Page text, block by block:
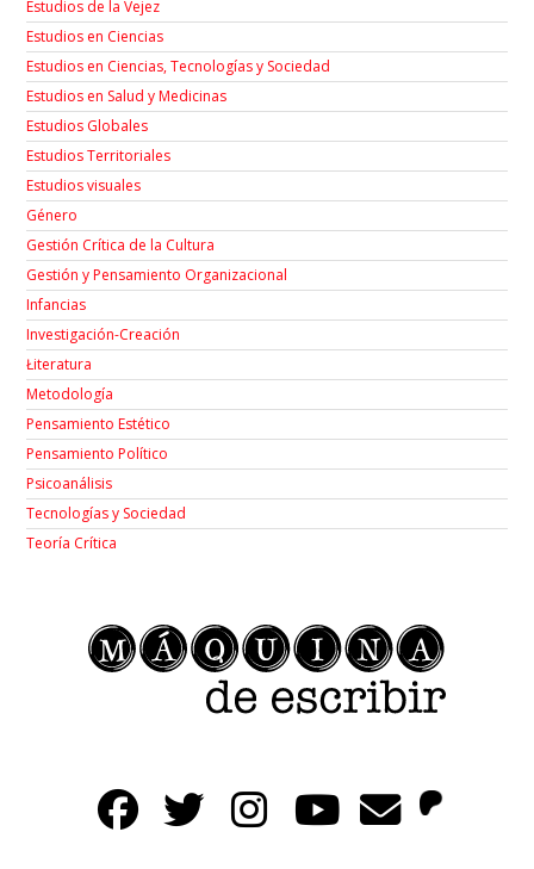
Estudios de la Vejez
Estudios en Ciencias
Estudios en Ciencias, Tecnologías y Sociedad
Estudios en Salud y Medicinas
Estudios Globales
Estudios Territoriales
Estudios visuales
Género
Gestión Crítica de la Cultura
Gestión y Pensamiento Organizacional
Infancias
Investigación-Creación
Łiteratura
Metodología
Pensamiento Estético
Pensamiento Político
Psicoanálisis
Tecnologías y Sociedad
Teoría Crítica